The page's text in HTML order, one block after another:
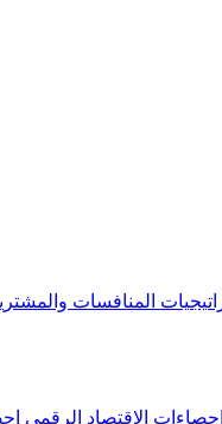
المنافسات
إحصاءات الاقتصاد الرقمي